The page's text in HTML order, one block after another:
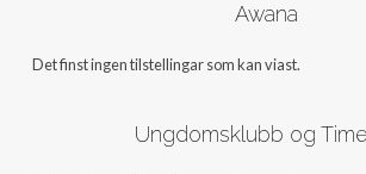
Awana
Det finst ingen tilstellingar som kan viast.
Ungdomsklubb og